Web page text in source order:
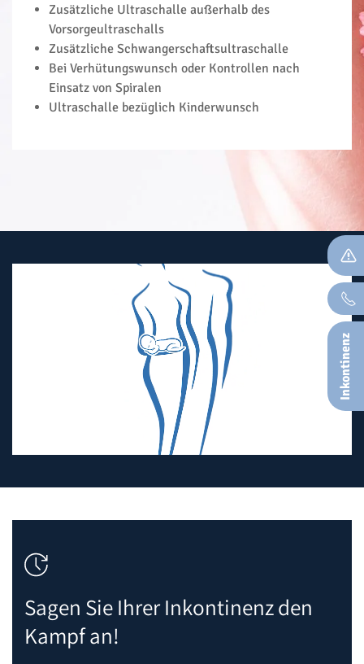
Zusätzliche Ultraschalle außerhalb des
Vorsorgeultraschalls
Zusätzliche Schwangerschaftsultraschalle
Bei Verhütungswunsch oder Kontrollen nach
Einsatz von Spiralen
Ultraschalle bezüglich Kinderwunsch
Sagen Sie Ihrer Inkontinenz den
Kampf an!
Inkontinenz